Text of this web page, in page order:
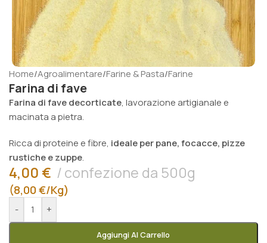
Home/Agroalimentare/Farine & Pasta/Farine
Farina di fave
Farina di fave decorticate, lavorazione artigianale e
macinata a pietra.
Ricca di proteine e fibre, ideale per pane, focacce, pizze
rustiche e zuppe.
4,00 € confezione da 500g
(8,00 €/Kg)
- +
Aggiungi Al Carrello